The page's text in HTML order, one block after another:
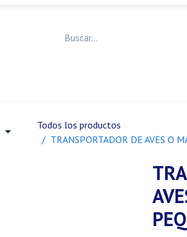
Todos los productos
TRANSPORTADOR DE AVES O